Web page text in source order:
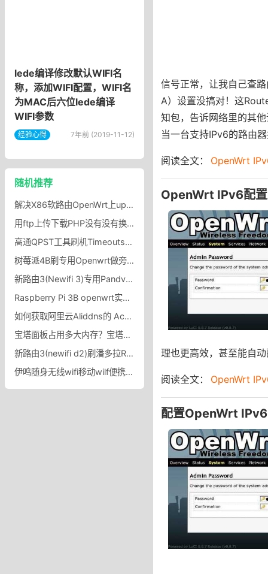
lede编译修改默认WIFI名
称，添加WIFI配置，WIFI名
为MAC后六位lede编译
WIFI参数
经验心得 7年前 (2019-11-12)
随机推荐
解决X86软路由OpenWrt上upnp无法使用/失效问题
用ftp上传下载PHP没有没有换行怎么办？用ftp软件上传下载php文件时换行丢失bug
高通QPST工具刷机Timeouts错误使用换QFIL工具端口号显示为QHSUSB__BULK解决方法
树莓派4B刷专用Openwrt做旁路由设置_树莓派4B openwrt固件下载
新路由3(Newifi 3)专用Pandvan游戏丢包断流优化版固件,Newifi 3 Pandvan游戏丢包断流优化版
Raspberry Pi 3B openwrt实现单臂路由器树莓派Pi 3B单臂路由之openwrt vlan实现
如何获取阿里云Aliddns的 Access Key ID 和 Access Key Secret
宝塔面板占用多大内存？宝塔面板内存占用太大了怎么办？
新路由3(newifi d2)刷潘多拉R9固件下载，新路由3刷Breed Web恢复控制台解决信号弱问题
伊鸣随身无线wifi移动wilf便携式热点wi-fi网络免插卡上网宝带数据线三网通车载宽带流量卡托智能路由器wilf_伊鸣旗舰店
信号正常，让我自己查
A）设置没搞对！这
知包，告诉网络里的其
当一台支持IPv6的路由
阅读全文： OpenWrt
OpenWrt IPv6配
理也更高效，甚至能自
阅读全文： OpenWrt
配置OpenWrt